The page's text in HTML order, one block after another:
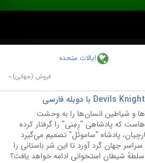
ایالات متحده
فروش (جهانی):-
و شیاطین انسان‌ها را به وحشت
که پادشاهی "رِمِنی" را گرفتار کرده
پادشاه "ساموئل" تصمیم می‌گیرد
جهان گرد آورد تا این شر باستانی را
سلطهٔ شیطان استخوانی ادامه خواهد یافت؟